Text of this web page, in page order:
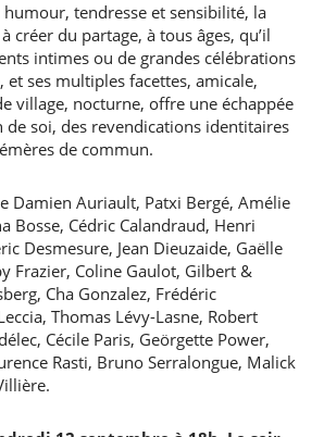
humour, tendresse et sensibilité, la
créer du partage, à tous âges, qu’il
intimes ou de grandes célébrations
et ses multiples facettes, amicale,
village, nocturne, offre une échappée
soi, des revendications identitaires
de commun.
Damien Auriault, Patxi Bergé, Amélie
Bosse, Cédric Calandraud, Henri
Desmesure, Jean Dieuzaide, Gaëlle
Frazier, Coline Gaulot, Gilbert &
Cha Gonzalez, Frédéric
Thomas Lévy-Lasne, Robert
Cécile Paris, Geörgette Power,
Rasti, Bruno Serralongue, Malick